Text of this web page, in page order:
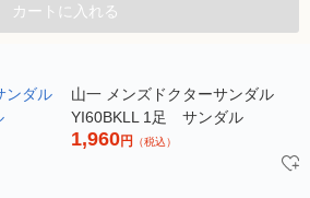
カートに入れる
山一 メンズドクターサンダル
YI60BKLL 1足 サンダル
1,960円 （税込）